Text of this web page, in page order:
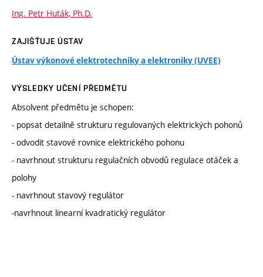
Ing. Petr Huták, Ph.D.
ZAJIŠŤUJE ÚSTAV
Ústav výkonové elektrotechniky a elektroniky (UVEE)
VÝSLEDKY UČENÍ PŘEDMĚTU
Absolvent předmětu je schopen:
- popsat detailně strukturu regulovaných elektrických pohonů
- odvodit stavové rovnice elektrického pohonu
- navrhnout strukturu regulačních obvodů regulace otáček a
polohy
- navrhnout stavový regulátor
-navrhnout linearní kvadratický regulátor